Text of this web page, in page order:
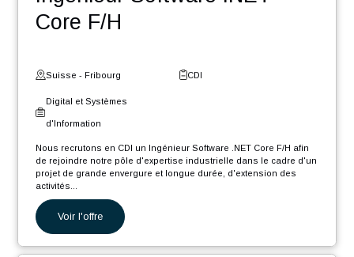
Nos autres offres
Ingénieur Software .NET